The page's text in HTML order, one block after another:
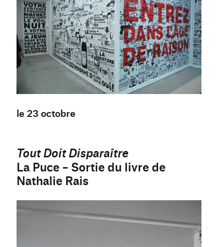
le 23 octobre
Tout Doit Disparaître
La Puce – Sortie du livre de
Nathalie Rais